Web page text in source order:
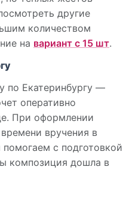
другие
количеством
на вариант с 15 шт.
по Екатеринбургу —
оперативно
При оформлении
вручения в
с подготовкой
композиция дошла в